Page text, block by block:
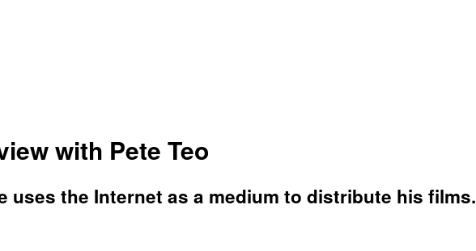
with Pete Teo
uses the Internet as a medium to distribute his films.